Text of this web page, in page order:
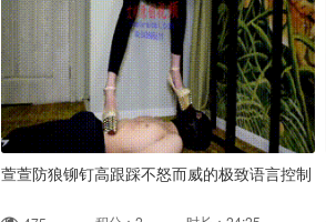
萱萱防狼铆钉高跟踩不怒而威的极致语言控制